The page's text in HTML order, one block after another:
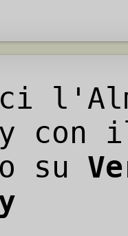
con
su